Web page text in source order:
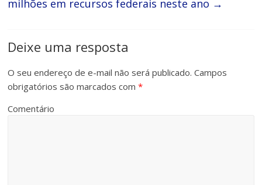
milhões em recursos federais neste ano →
Deixe uma resposta
O seu endereço de e-mail não será publicado. Campos
obrigatórios são marcados com*
Comentário